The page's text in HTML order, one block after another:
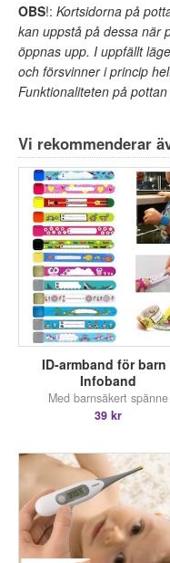
OBS!: Kortsidorna på
kan uppstå på dessa när
öppnas upp. I uppfällt
och försvinner i princip
Funktionaliteten på
Vi rekommenderar
ID-armband för barn
Infoband
Med barnsäkert spänne
39 kr